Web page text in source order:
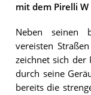
mit dem Pirelli
Neben seinen
vereisten
zeichnet sich der
durch seine
bereits die